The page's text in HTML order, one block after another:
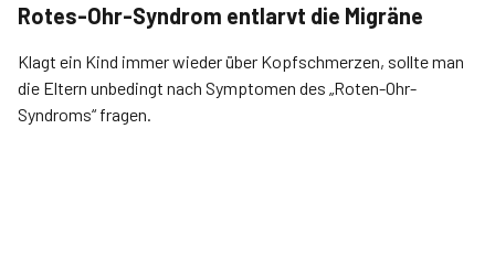
Rotes-Ohr-Syndrom entlarvt die Migräne
Klagt ein Kind immer wieder über Kopfschmerzen, sollte man
die Eltern unbedingt nach Sym­ptomen des „Roten-Ohr-
Syndroms“ fragen.